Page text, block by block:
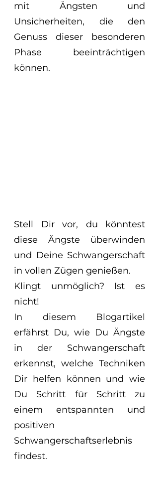
mit Ängsten und
Unsicherheiten, die den
Genuss dieser besonderen
Phase beeinträchtigen
können.
Stell Dir vor, du könntest
diese Ängste überwinden
und Deine Schwangerschaft
in vollen Zügen genießen.
Klingt unmöglich? Ist es
nicht!
In diesem Blogartikel
erfährst Du, wie Du Ängste
in der Schwangerschaft
erkennst, welche Techniken
Dir helfen können und wie
Du Schritt für Schritt zu
einem entspannten und
positiven
Schwangerschaftserlebnis
findest.